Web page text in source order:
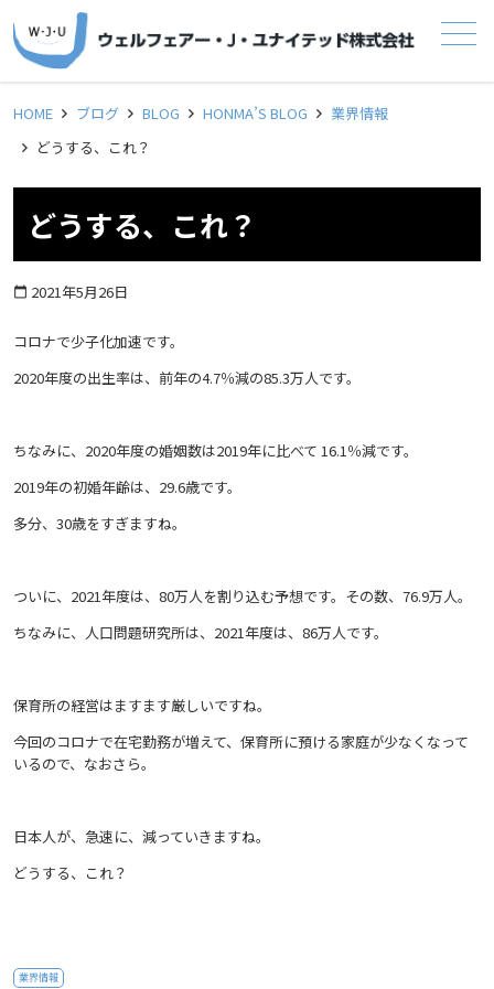
メニュー
HOME ブログ BLOG HONMA’S BLOG
業界情報
どうする、これ？
どうする、これ？
calendar_today 2021年5月26日
コロナで少子化加速です。
2020年度の出生率は、前年の4.7％減の85.3万人です。
ちなみに、2020年度の婚姻数は2019年に比べて 16.1％減です。
2019年の初婚年齢は、29.6歳です。
多分、30歳をすぎますね。
ついに、2021年度は、80万人を割り込む予想です。その数、76.9万人。
ちなみに、人口問題研究所は、2021年度は、86万人です。
保育所の経営はますます厳しいですね。
今回のコロナで在宅勤務が増えて、保育所に預ける家庭が少なくなって
いるので、なおさら。
日本人が、急速に、減っていきますね。
どうする、これ？
業界情報